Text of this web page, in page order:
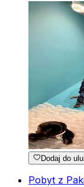
Dodaj do
Pobyt z